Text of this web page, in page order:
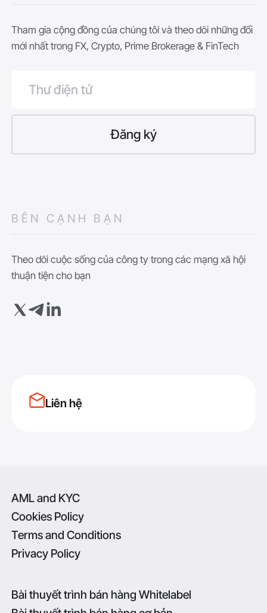
Tham gia cộng đồng của chúng tôi và theo dõi những đổi
mới nhất trong FX, Crypto, Prime Brokerage & FinTech
BÊN CẠNH BẠN
Theo dõi cuộc sống của công ty trong các mạng xã hội
thuận tiện cho bạn
Liên hệ
AML and KYC
Cookies Policy
Terms and Conditions
Privacy Policy
Bài thuyết trình bán hàng Whitelabel